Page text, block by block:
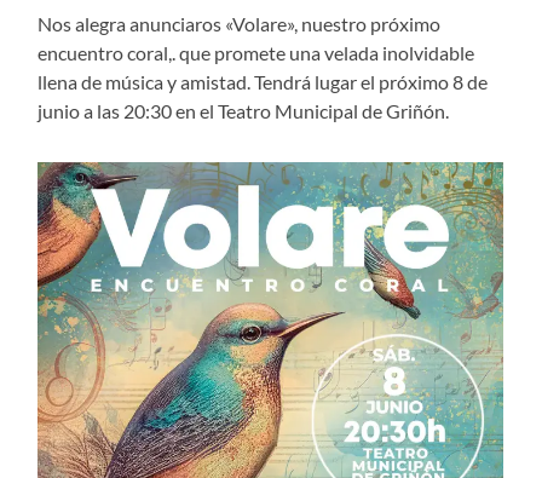
Nos alegra anunciaros «Volare», nuestro próximo
encuentro coral,. que promete una velada inolvidable
llena de música y amistad. Tendrá lugar el próximo 8 de
junio a las 20:30 en el Teatro Municipal de Griñón.